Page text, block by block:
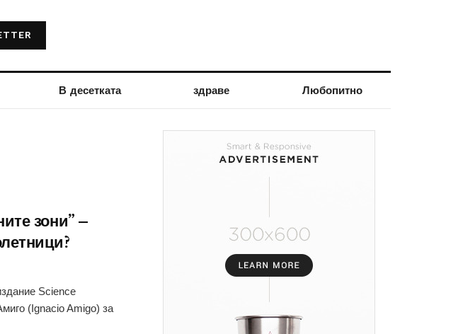
В десетката здраве Любопитно
зони” –
Science
(Ignacio Amigo) за